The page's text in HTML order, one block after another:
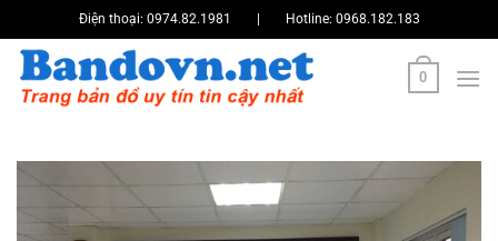
qua
nội
dung
Điện thoại: 0974.82.1981 Hotline: 0968.182.183
0